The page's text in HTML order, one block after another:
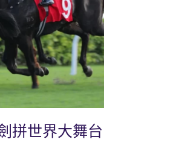
拼世界大舞台